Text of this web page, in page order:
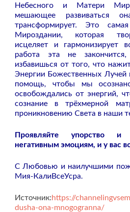
Небесного и Матери
мешающее развиваться
трансформирует. Это
Мироздании, которая
исцеляет и гармонизирует
работа эта не
избавишься от того, что
Энергии Божественных
помощь, чтобы мы
освобождались от энергий,
сознание в трёхмерной
проникновению Света в наши
Проявляйте упорство и
негативным эмоциям, и у вас
С Любовью и наилучшими
Мия-КалиВсеУсра.
Источник:https://
dusha-ona-mnogogranna/